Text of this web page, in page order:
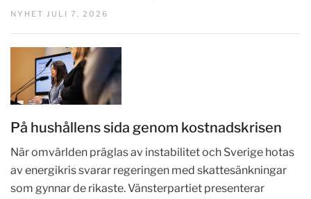
NYHET JULI 7, 2026
På hushållens sida genom kostnadskrisen
När omvärlden präglas av instabilitet och Sverige hotas
av energikris svarar regeringen med skattesänkningar
som gynnar de rikaste. Vänsterpartiet presenterar